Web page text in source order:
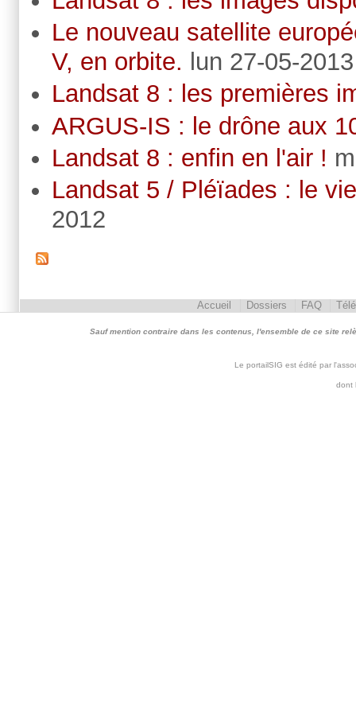
Le nouveau satellite
V, en orbite. lun 27-05-2013
Landsat 8 : les premières
ARGUS-IS : le drône aux
Landsat 8 : enfin en l'air !
Landsat 5 / Pléïades : le
2012
Accueil Dossiers FAQ
Sauf mention contraire dans les contenus, l'ensemble de ce site
Le portailSIG est édité par
dont